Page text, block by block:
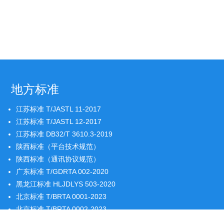
地方标准
江苏标准 T/JASTL 11-2017
江苏标准 T/JASTL 12-2017
江苏标准 DB32/T 3610.3-2019
陕西标准（平台技术规范）
陕西标准（通讯协议规范）
广东标准 T/GDRTA 002-2020
黑龙江标准 HLJDLYS 503-2020
北京标准 T/BRTA 0001-2023
北京标准 T/BRTA 0002-2023